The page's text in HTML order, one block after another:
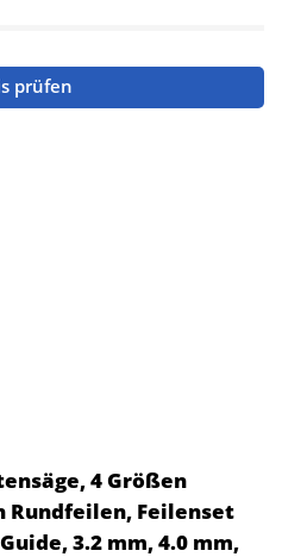
prüfen
4 Größen
Rundfeilen, Feilenset
3.2 mm, 4.0 mm,